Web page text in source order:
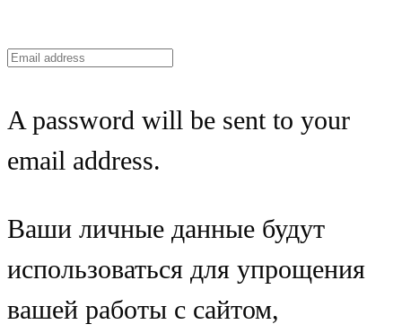
A password will be sent to your
email address.
Ваши личные данные будут
использоваться для упрощения
вашей работы с сайтом,